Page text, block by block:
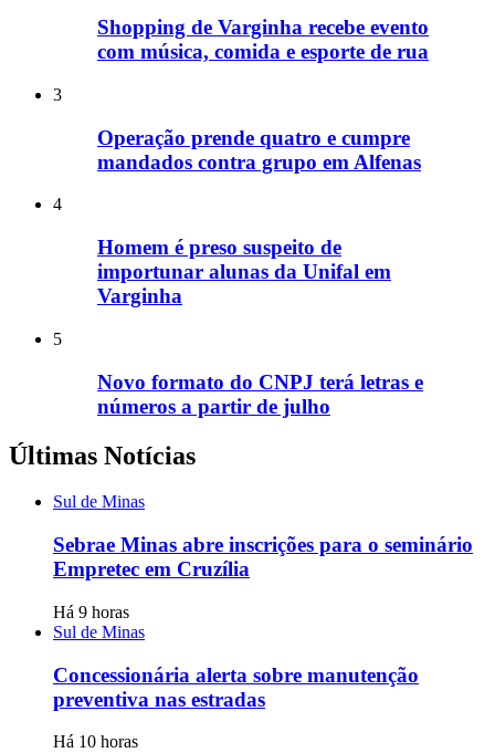
Shopping de Varginha recebe evento
com música, comida e esporte de rua
3
Operação prende quatro e cumpre
mandados contra grupo em Alfenas
4
Homem é preso suspeito de
importunar alunas da Unifal em
Varginha
5
Novo formato do CNPJ terá letras e
números a partir de julho
Últimas Notícias
Sul de Minas
Sebrae Minas abre inscrições para o seminário
Empretec em Cruzília
Há 9 horas
Sul de Minas
Concessionária alerta sobre manutenção
preventiva nas estradas
Há 10 horas